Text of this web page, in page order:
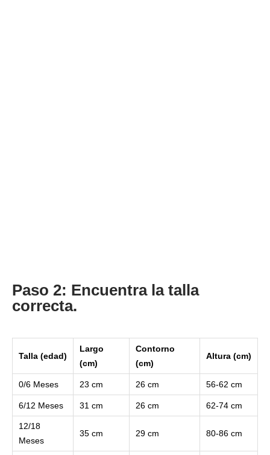
Paso 2: Encuentra la talla
correcta.
Talla (edad)
Largo
(cm)
Contorno
(cm)
Altura (cm)
0/6 Meses 23 cm 26 cm 56-62 cm
6/12 Meses 31 cm 26 cm 62-74 cm
12/18
Meses
35 cm 29 cm 80-86 cm